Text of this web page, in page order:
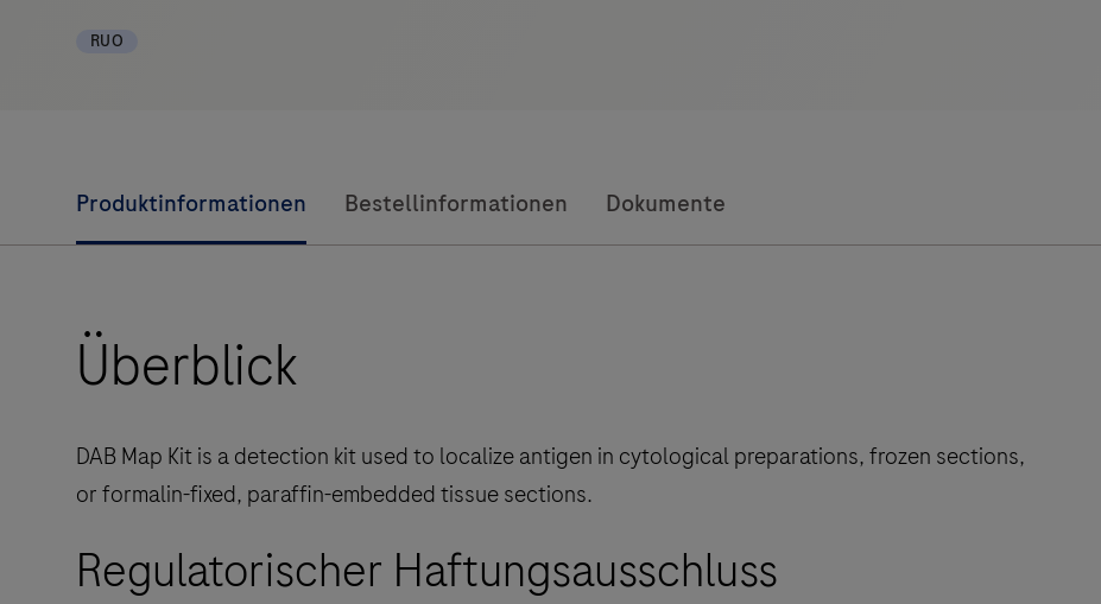
RUO
Produktinformationen Bestellinformationen Dokumente
Überblick
DAB Map Kit is a detection kit used to localize antigen in cytological preparations, frozen sections,
or formalin-fixed, paraffin-embedded tissue sections.
Regulatorischer Haftungsausschluss